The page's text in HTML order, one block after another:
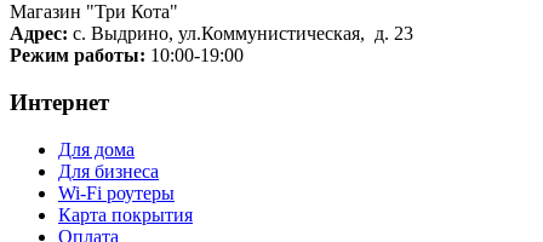
Магазин "Три Кота"
Адрес: с. Выдрино, ул.Коммунистическая, д. 23
Режим работы: 10:00-19:00
Интернет
Для дома
Для бизнеса
Wi-Fi роутеры
Карта покрытия
Оплата